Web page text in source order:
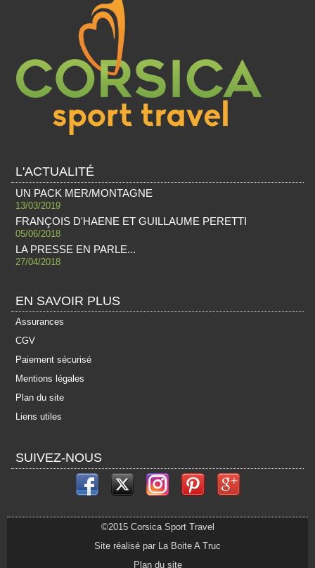
L'ACTUALITÉ
UN PACK MER/MONTAGNE
13/03/2019
FRANÇOIS D'HAENE ET GUILLAUME PERETTI
05/06/2018
LA PRESSE EN PARLE...
27/04/2018
EN SAVOIR PLUS
Assurances
CGV
Paiement sécurisé
Mentions légales
Plan du site
Liens utiles
SUIVEZ-NOUS
©2015 Corsica Sport Travel
Site réalisé par La Boite A Truc
Plan du site